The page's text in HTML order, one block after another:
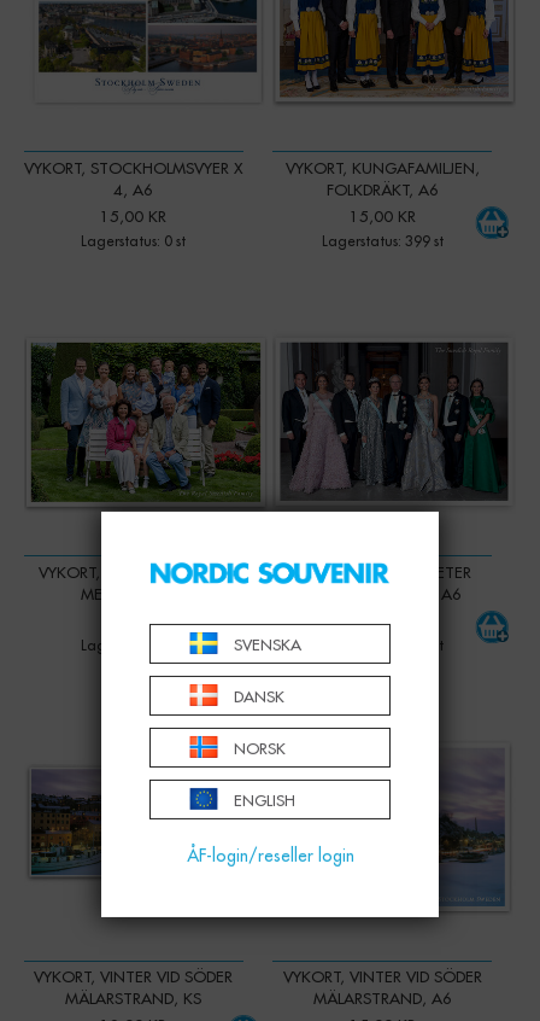
VYKORT, STOCKHOLMSVYER X
4, A6
15,00 KR
Lagerstatus: 0 st
VYKORT, KUNGAFAMILJEN,
FOLKDRÄKT, A6
15,00 KR
Lagerstatus: 399 st
VYKORT, KUNGAFAMILJEN
MED BARN, A6
15,00 KR
Lagerstatus: 0 st
VYKORT, KUNGLIGHETER
INFÖR NOBELFEST, A6
15,00 KR
Lagerstatus: 318 st
VYKORT, VINTER VID SÖDER
MÄLARSTRAND, KS
+
VYKORT, VINTER VID SÖDER
MÄLARSTRAND, A6
SVENSKA
DANSK
NORSK
ENGLISH
ÅF-login/reseller login